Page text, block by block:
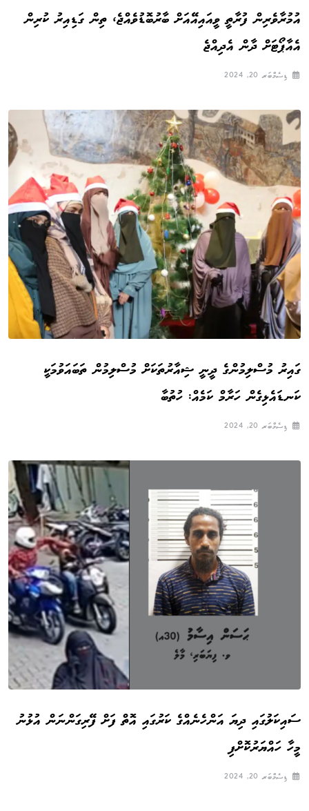
އުމުރާވެރިން ފުރާތީ ވީއައިއޭއަށް ބާރުބޮޑުވެއްޖެ، ތިން ގަޑިއިރު ކުރިން
އެއާޕޯޓަށް ދާން އެދިއްޖެ
ޑިސެމްބަރ 20, 2024
ގައިރު މުސްލިމުންގެ ދީނީ ޝިއާރުތަކަށް މުސްލިމުން ތަބައަވުމަކީ
ކަނޑައެޅިގެން ހަރާމް ކަމެއް: ހުތުބާ
ޑިސެމްބަރ 20, 2024
ސައިކަލުގައި ދިޔަ އަންހެނެއްގެ ކަރުގައި އޮތް ފަށް ފޭރިގަންނަން އުޅުނު
މީހާ ހައްޔަރުކޮށްފި
ޑިސެމްބަރ 20, 2024